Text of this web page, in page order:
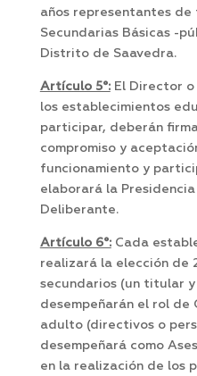
años representantes de
Secundarias Básicas -
Distrito de Saavedra.
Artículo 5°:El Director o
los establecimientos
participar, deberán
compromiso y
funcionamiento y
elaborará la
Deliberante.
Artículo 6°:Cada
realizará la elección de
secundarios (un titular
desempeñarán el rol de
adulto (directivos o
desempeñará como
en la realización de los